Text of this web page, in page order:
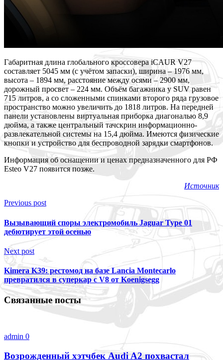
Габаритная длина глобального кроссовера iCAUR V27
составляет 5045 мм (с учётом запаски), ширина – 1976 мм,
высота – 1894 мм, расстояние между осями – 2900 мм,
дорожный просвет – 224 мм. Объём багажника у SUV равен
715 литров, а со сложенными спинками второго ряда грузовое
пространство можно увеличить до 1818 литров. На передней
панели установлены виртуальная приборка диагональю 8,9
дюйма, а также центральный тачскрин информационно-
развлекательной системы на 15,4 дюйма. Имеются физические
кнопки и устройство для беспроводной зарядки смартфонов.
Информация об оснащении и ценах предназначенного для РФ
Esteo V27 появится позже.
Источник
Previous post
Вызывающий споры электромобиль Jaguar Type 01
дебютирует этой осенью
Next post
Kimera K39: рестомод на базе Lancia Montecarlo
превратился в суперкар с V8 от Koenigsegg
Связанные посты
admin 0
Возрожденный хэтчбек Audi A2 похвастал